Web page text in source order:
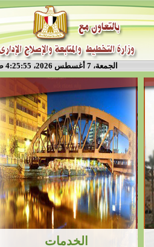
الجمعة، 7 أغسطس 2026، 4:25:55 ص